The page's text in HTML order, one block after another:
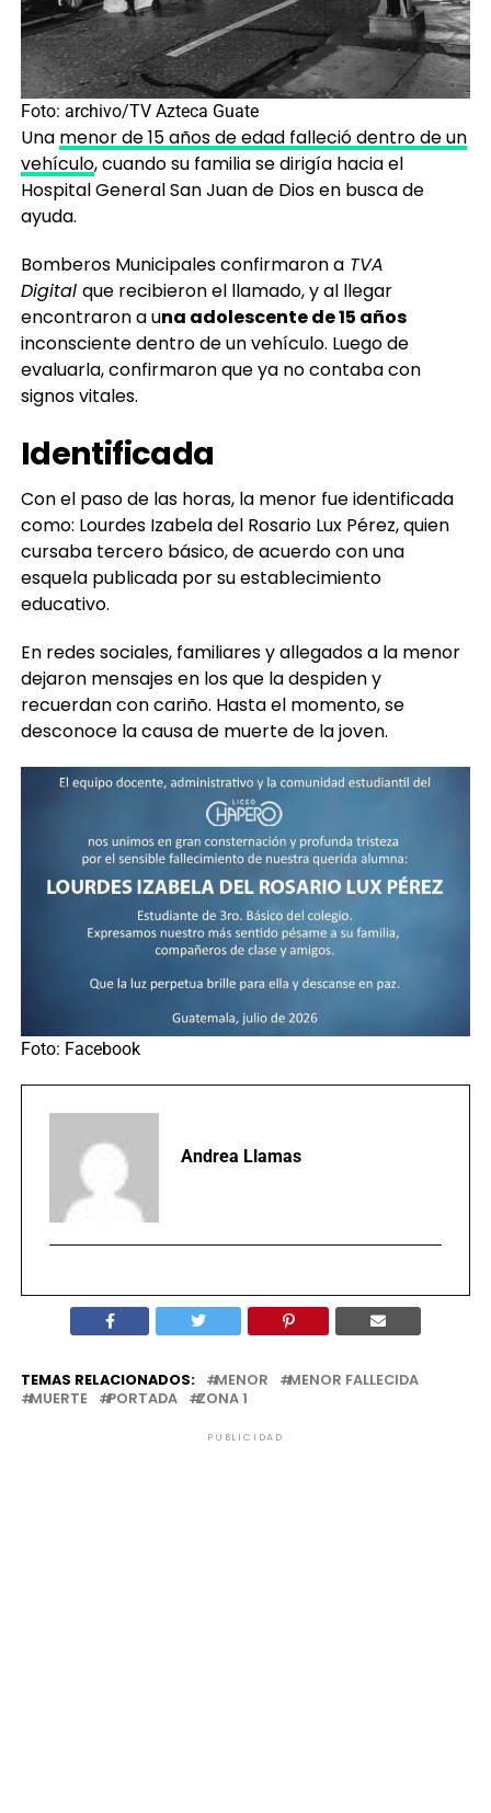
Foto: archivo/TV Azteca Guate
Una menor de 15 años de edad falleció dentro de un
vehículo, cuando su familia se dirigía hacia el
Hospital General San Juan de Dios en busca de
ayuda.
Bomberos Municipales confirmaron aTVA
Digital que recibieron el llamado, y al llegar
encontraron a una adolescente de 15 años
inconsciente dentro de un vehículo. Luego de
evaluarla, confirmaron que ya no contaba con
signos vitales.
Identificada
Con el paso de las horas, la menor fue identificada
como: Lourdes Izabela del Rosario Lux Pérez, quien
cursaba tercero básico, de acuerdo con una
esquela publicada por su establecimiento
educativo.
En redes sociales, familiares y allegados a la menor
dejaron mensajes en los que la despiden y
recuerdan con cariño. Hasta el momento, se
desconoce la causa de muerte de la joven.
Foto: Facebook
Andrea Llamas
TEMAS RELACIONADOS: MENOR
MENOR FALLECIDA
MUERTE
PORTADA ZONA 1
PUBLICIDAD